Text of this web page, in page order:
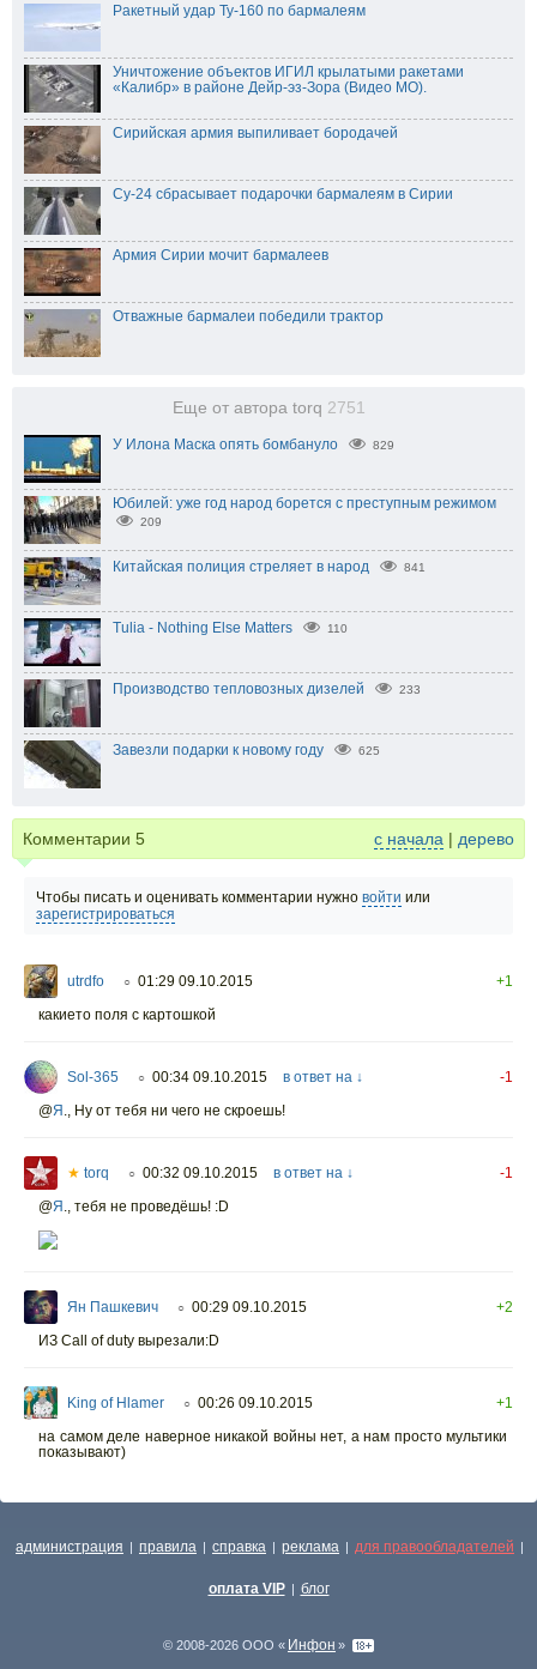
Ракетный удар Ту-160 по бармалеям
Уничтожение объектов ИГИЛ крылатыми ракетами
«Калибр» в районе Дейр-эз-Зора (Видео МО).
Сирийская армия выпиливает бородачей
Су-24 сбрасывает подарочки бармалеям в Сирии
Армия Сирии мочит бармалеев
Отважные бармалеи победили трактор
Еще от автора torq 2751
У Илона Маска опять бомбануло 829
Юбилей: уже год народ борется с преступным режимом
209
Китайская полиция стреляет в народ 841
Tulia - Nothing Else Matters 110
Производство тепловозных дизелей 233
Завезли подарки к новому году 625
Комментарии 5 с начала | дерево
Чтобы писать и оценивать комментарии нужно войти или
зарегистрироваться
utrdfo ○ 01:29 09.10.2015
+1
какието поля с картошкой
Sol-365 ○ 00:34 09.10.2015 в ответ на ↓
-1
@Я ., Ну от тебя ни чего не скроешь!
★ torq ○ 00:32 09.10.2015 в ответ на ↓
-1
@Я ., тебя не проведёшь! :D
Ян Пашкевич ○ 00:29 09.10.2015
+2
ИЗ Call of duty вырезали:D
King of Hlamer ○ 00:26 09.10.2015
+1
на самом деле наверное никакой войны нет, а нам просто мультики
показывают)
администрация | правила | справка | реклама | для правообладателей |
оплата VIP | блог
© 2008-2026 ООО « Инфон »